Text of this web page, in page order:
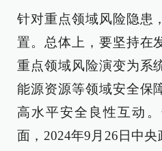
针对重点领域风险隐患
置。总体上，要坚持在
重点领域风险演变为系
能源资源等领域安全保
高水平安全良性互动
面，2024年9月26日中